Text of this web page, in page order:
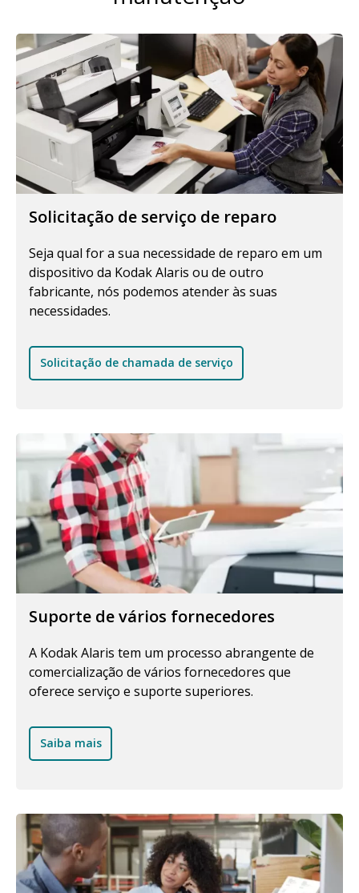
Solicitação de serviço de reparo
Seja qual for a sua necessidade de reparo em um
dispositivo da Kodak Alaris ou de outro
fabricante, nós podemos atender às suas
necessidades.
Solicitação de chamada de serviço
Suporte de vários fornecedores
A Kodak Alaris tem um processo abrangente de
comercialização de vários fornecedores que
oferece serviço e suporte superiores.
Saiba mais